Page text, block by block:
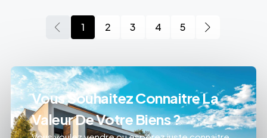
1 2 3 4 5
Vous Souhaitez Connaitre La
Valeur De Votre Biens ?